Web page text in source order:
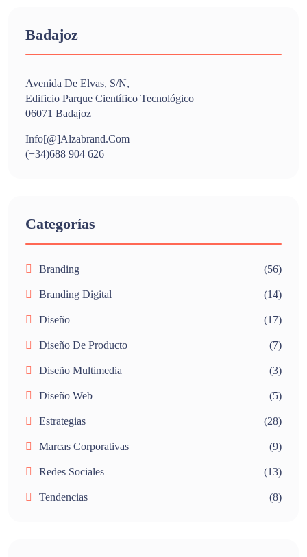
Badajoz
Avenida De Elvas, S/n,
Edificio Parque Científico Tecnológico
06071 Badajoz
Info[@]alzabrand.com
(+34)688 904 626
Categorías
Branding (56)
Branding Digital (14)
Diseño (17)
Diseño De Producto (7)
Diseño Multimedia (3)
Diseño Web (5)
Estrategias (28)
Marcas Corporativas (9)
Redes Sociales (13)
Tendencias (8)